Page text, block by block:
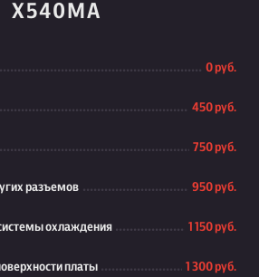
X540MA
0 руб.
450 руб.
750 руб.
разъемов 950 руб.
охлаждения 1 150 руб.
платы 1 300 руб.